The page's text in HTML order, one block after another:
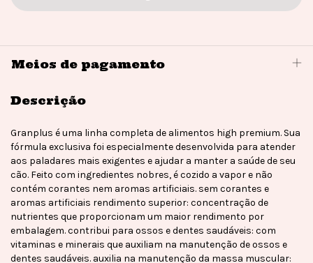
Meios de pagamento
Descrição
Granplus é uma linha completa de alimentos high premium. Sua
fórmula exclusiva foi especialmente desenvolvida para atender
aos paladares mais exigentes e ajudar a manter a saúde de seu
cão. Feito com ingredientes nobres, é cozido a vapor e não
contém corantes nem aromas artificiais. sem corantes e
aromas artificiais rendimento superior: concentração de
nutrientes que proporcionam um maior rendimento por
embalagem. contribui para ossos e dentes saudáveis: com
vitaminas e minerais que auxiliam na manutenção de ossos e
dentes saudáveis. auxilia na manutenção da massa muscular: